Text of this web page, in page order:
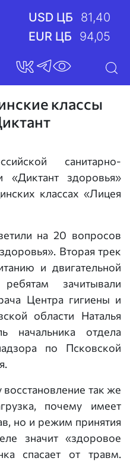
USD ЦБ
81,40
EUR ЦБ
94,05
классы
санитарно-
«Диктант здоровья»
классах «Лицея
на 20 вопросов
Вторая трек
и двигательной
зачитывали
Центра гигиены и
области Наталья
начальника отдела
по Псковской
так же
почему имеет
но и режим принятия
значит «здоровое
спасает от травм.